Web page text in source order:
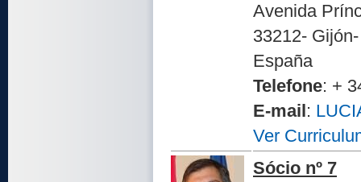
Avenida
33212-
España
Telefone: +
E-mail:
Ver
Sócio nº 7